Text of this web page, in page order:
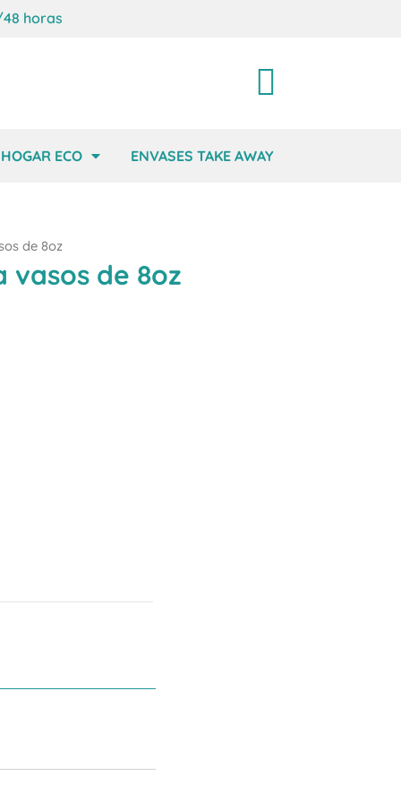
horas
Carrito
HOGAR ECO ENVASES TAKE AWAY
de 8oz
vasos de 8oz